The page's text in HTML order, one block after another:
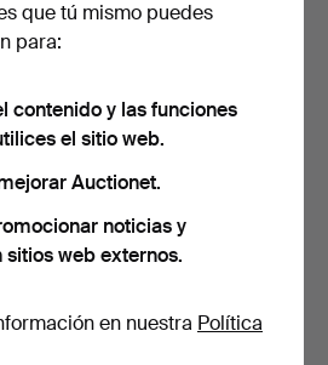
3 pujas
que tú mismo puedes
para:
contenido y las funciones
el sitio web.
Auctionet.
noticias y
web externos.
en nuestra Política